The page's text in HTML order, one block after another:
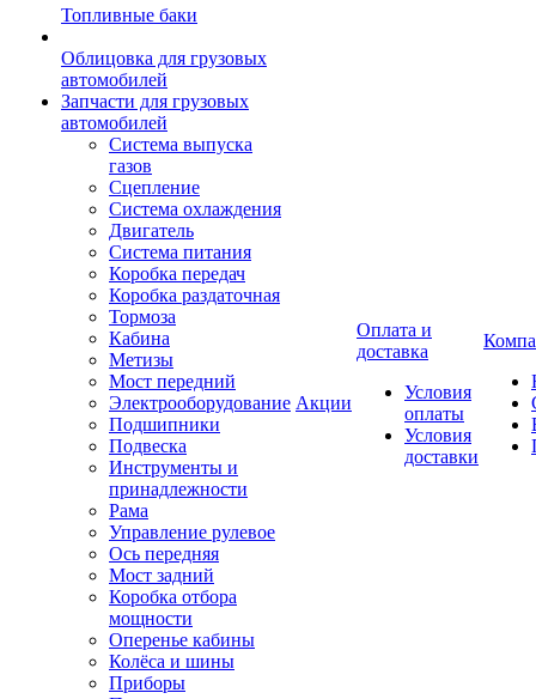
Топливные баки
Облицовка для грузовых
автомобилей
Запчасти для грузовых
автомобилей
Система выпуска
газов
Сцепление
Система охлаждения
Двигатель
Система питания
Коробка передач
Коробка раздаточная
Тормоза
Кабина
Метизы
Мост передний
Электрооборудование
Подшипники
Подвеска
Инструменты и
принадлежности
Рама
Управление рулевое
Ось передняя
Мост задний
Коробка отбора
мощности
Оперенье кабины
Колёса и шины
Приборы
Акции
Оплата и
доставка
Условия
оплаты
Условия
доставки